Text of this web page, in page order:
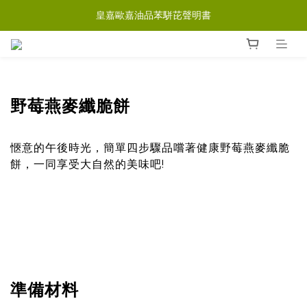
皇嘉歐嘉油品苯駢芘聲明書
野莓燕麥纖脆餅
愜意的午後時光，簡單四步驟品嚐著健康野莓燕麥纖脆
餅，一同享受大自然的美味吧!
準備材料